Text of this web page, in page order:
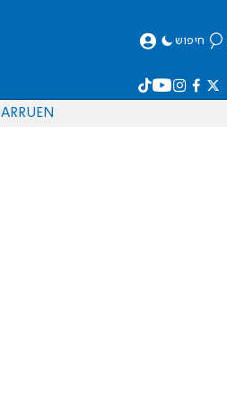
חיפוש
EN
RU
AR